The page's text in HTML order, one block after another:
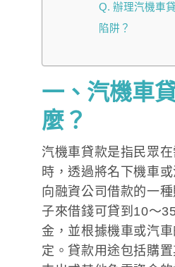
Q. 辦理汽機車
陷阱？
一、汽機車
麼？
汽機車貸款是指民眾
時，透過將名下機車或
向融資公司借款的一
子來借錢可貸到10～
金，並根據機車或汽
定。貸款用途包括購